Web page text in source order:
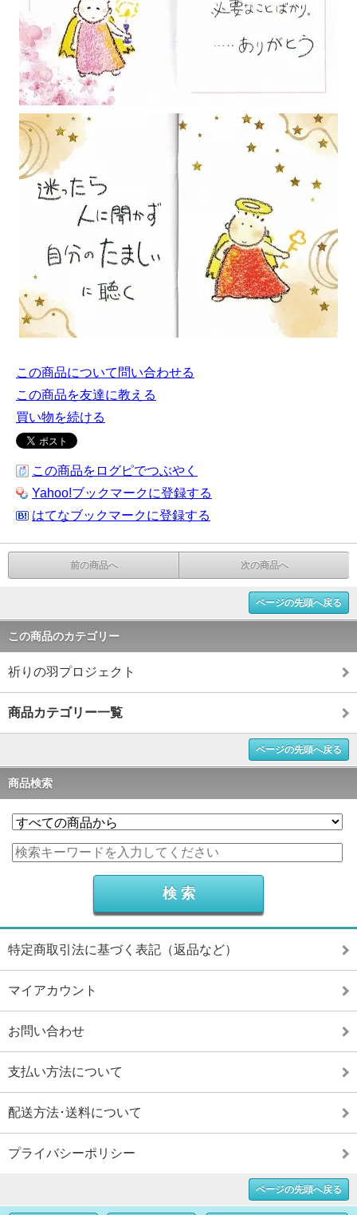
この商品について問い合わせる
この商品を友達に教える
買い物を続ける
この商品をログピでつぶやく
Yahoo!ブックマークに登録する
はてなブックマークに登録する
前の商品へ 次の商品へ
ページの先頭へ戻る
この商品のカテゴリー
祈りの羽プロジェクト
商品カテゴリー一覧
ページの先頭へ戻る
商品検索
特定商取引法に基づく表記（返品など）
マイアカウント
お問い合わせ
支払い方法について
配送方法･送料について
プライバシーポリシー
ページの先頭へ戻る